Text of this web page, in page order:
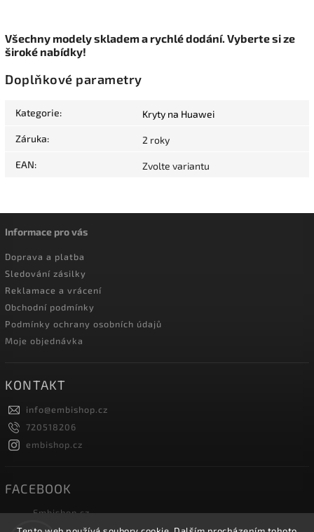
Všechny modely skladem a rychlé dodání. Vyberte si ze
široké nabídky!
Doplňkové parametry
Kategorie: Kryty na Huawei
Záruka: 2 roky
EAN: Zvolte variantu
Informace pro vás
Doprava a platba
Sledování zásilky
Reklamace a vrácení
Obchodní podmínky
Podmínky ochrany osobních údajů
Moje objednávka
KONTAKT
info@embishop.cz
720518206
embishop.cz
FACEBOOK
Embishop.cz